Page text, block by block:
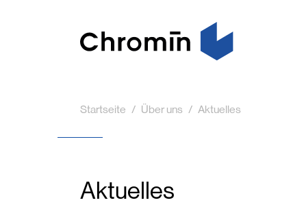
Startseite Über uns Aktuelles
Aktuelles